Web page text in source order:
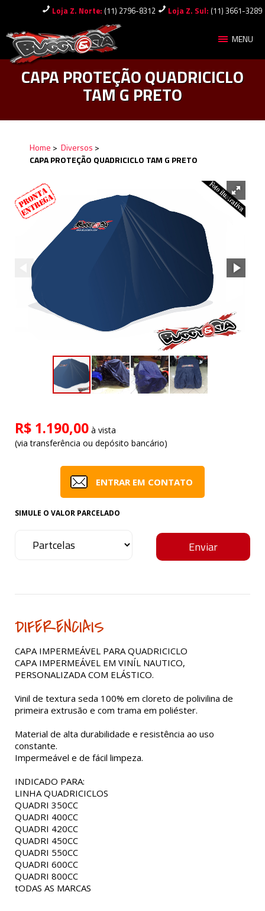
Loja Z. Sul: (11) 3661-3289
Loja Z. Norte: (11) 2796-8312
MENU
CAPA PROTEÇÃO QUADRICICLO
TAM G PRETO
Home > Diversos >
CAPA PROTEÇÃO QUADRICICLO TAM G PRETO
R$ 1.190,00 à vista
(via transferência ou depósito bancário)
ENTRAR EM CONTATO
SIMULE O VALOR PARCELADO
DIFERENCIAIS
CAPA IMPERMEÁVEL PARA QUADRICICLO
CAPA IMPERMEÁVEL EM VINÍL NAUTICO,
PERSONALIZADA COM ELÁSTICO.
Vinil de textura seda 100% em cloreto de polivilina de
primeira extrusão e com trama em poliéster.
Material de alta durabilidade e resistência ao uso
constante.
Impermeável e de fácil limpeza.
INDICADO PARA:
LINHA QUADRICICLOS
QUADRI 350CC
QUADRI 400CC
QUADRI 420CC
QUADRI 450CC
QUADRI 550CC
QUADRI 600CC
QUADRI 800CC
tODAS AS MARCAS